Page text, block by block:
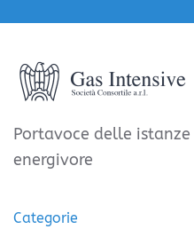
Portavoce delle
energivore
Categorie